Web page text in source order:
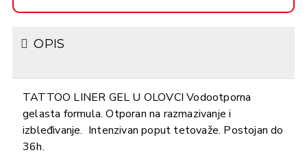
OPIS
TATTOO LINER GEL U OLOVCI Vodootporna
gelasta formula. Otporan na razmazivanje i
izbleđivanje. Intenzivan poput tetovaže. Postojan do
36h.